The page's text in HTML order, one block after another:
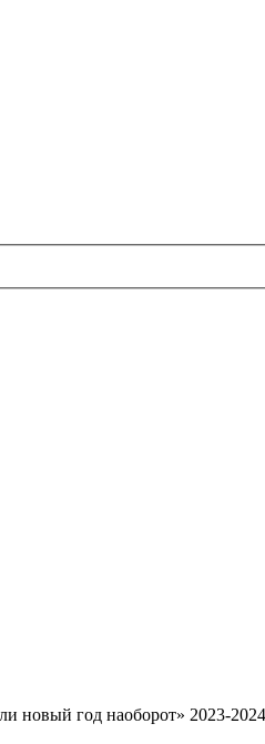
новый год наоборот» 2023-2024